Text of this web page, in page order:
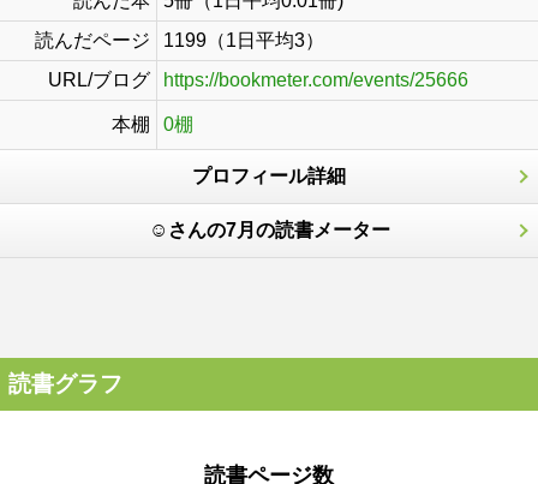
読んだページ
1199（1日平均3）
URL/ブログ
https://bookmeter.com/events/25666
本棚 0棚
プロフィール詳細
☺さんの7月の読書メーター
読書グラフ
読書ページ数